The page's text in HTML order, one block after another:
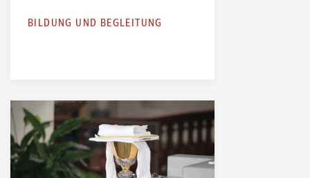
BILDUNG UND BEGLEITUNG